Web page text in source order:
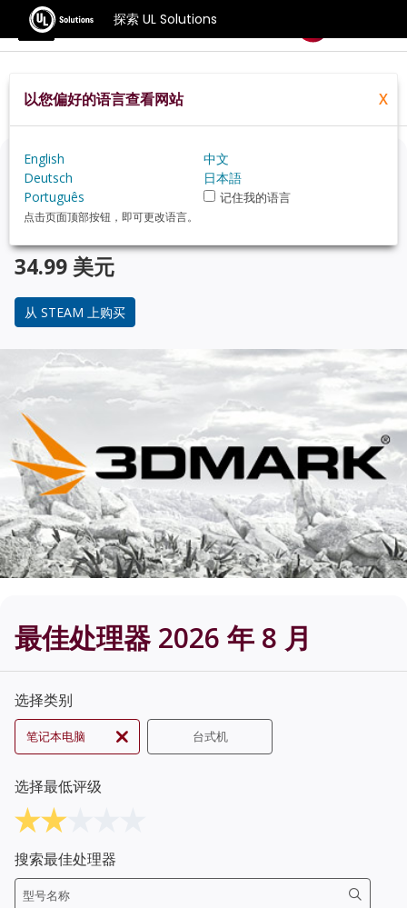
探索 UL Solutions
基准测试
Home Zh Hans Compare
正在考虑升级？
使用 3DMark 游戏玩家的基准测试，来了解您的 PC 与 受
欢迎的 CPU 在性能上的对比。
34.99 美元
从 STEAM 上购买
最佳处理器 2026 年 8 月
选择类别
笔记本电脑 台式机
选择最低评级
搜索最佳处理器
以您偏好的语言查看网站 X
English
中文
Deutsch
日本語
Português
记住我的语言
点击页面顶部按钮，即可更改语言。